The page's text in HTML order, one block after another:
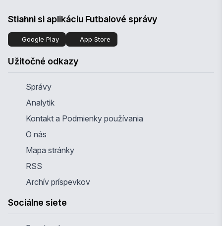
Stiahni si aplikáciu Futbalové správy
Google Play App Store
Užitočné odkazy
Správy
Analytik
Kontakt a Podmienky používania
O nás
Mapa stránky
RSS
Archív príspevkov
Sociálne siete